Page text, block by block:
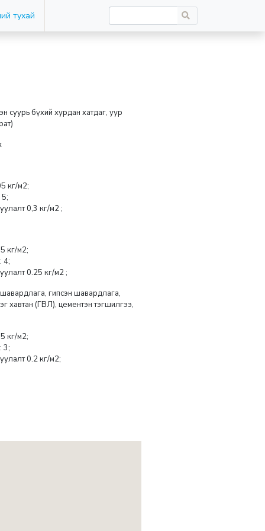
тухай
суурь бүхий хурдан хатдаг, уур
кг/м2;
0,3 кг/м2 ;
кг/м2;
4;
0.25 кг/м2 ;
гипсэн шавардлага,
хавтан (ГВЛ), цементэн тэгшилгээ,
кг/м2;
3;
0.2 кг/м2;